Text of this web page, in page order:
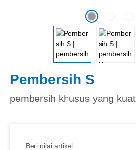
Pembersih S
pembersih khusus yang kuat
Beri nilai artikel